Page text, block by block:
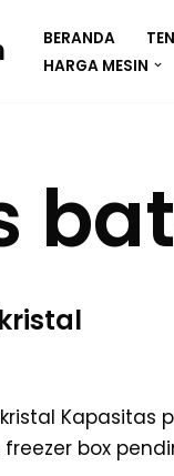
BERANDA
HARGA MESIN
box